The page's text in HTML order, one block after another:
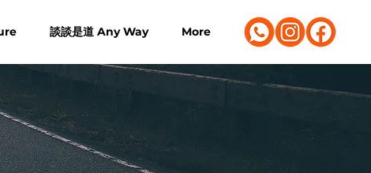
談談是道 Any Way More